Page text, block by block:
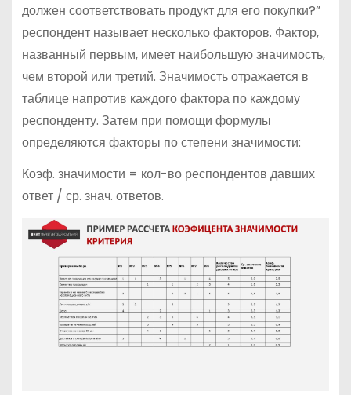
должен соответствовать продукт для его покупки?”
респондент называет несколько факторов. Фактор,
названный первым, имеет наибольшую значимость,
чем второй или третий. Значимость отражается в
таблице напротив каждого фактора по каждому
респонденту. Затем при помощи формулы
определяются факторы по степени значимости:
Коэф. значимости = кол-во респондентов давших
ответ / ср. знач. ответов.